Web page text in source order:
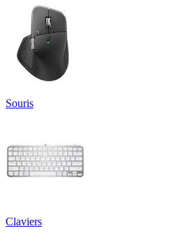
Souris
Claviers